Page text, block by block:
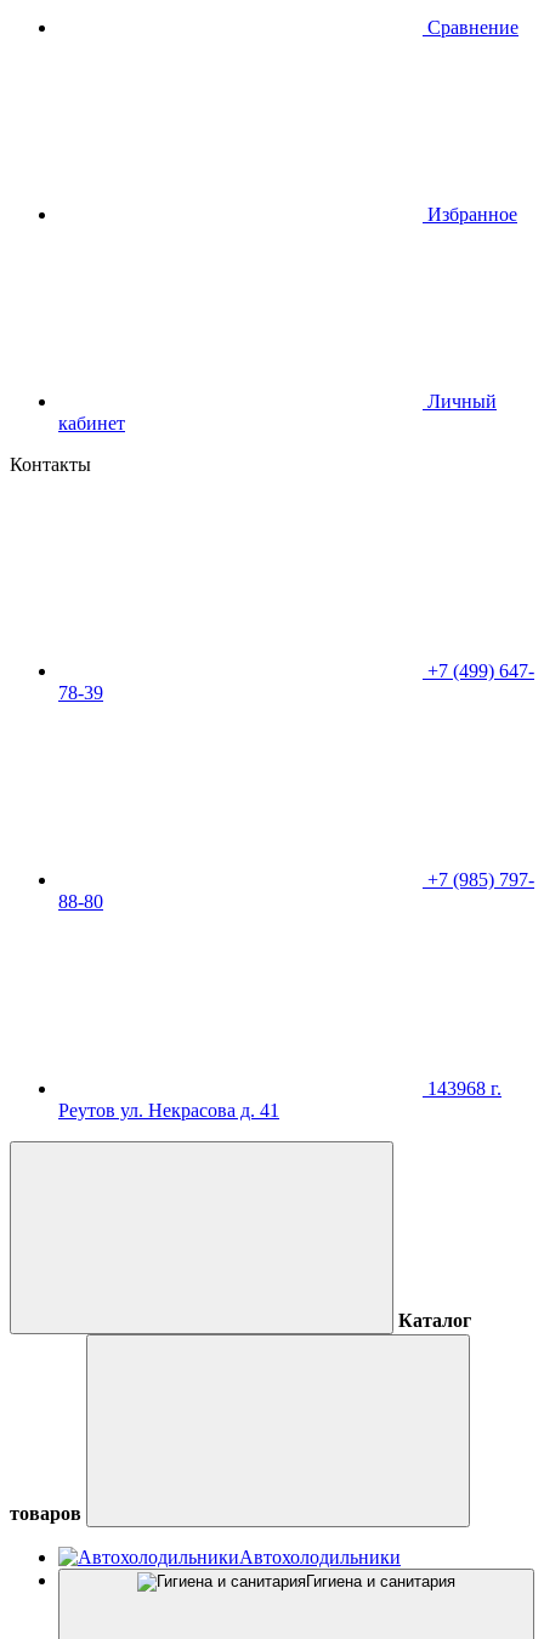
Сравнение
Избранное
Личный
кабинет
Контакты
+7 (499) 647-
78-39
+7 (985) 797-
88-80
143968 г.
Реутов ул. Некрасова д. 41
Каталог
товаров
Автохолодильники
Гигиена и санитария